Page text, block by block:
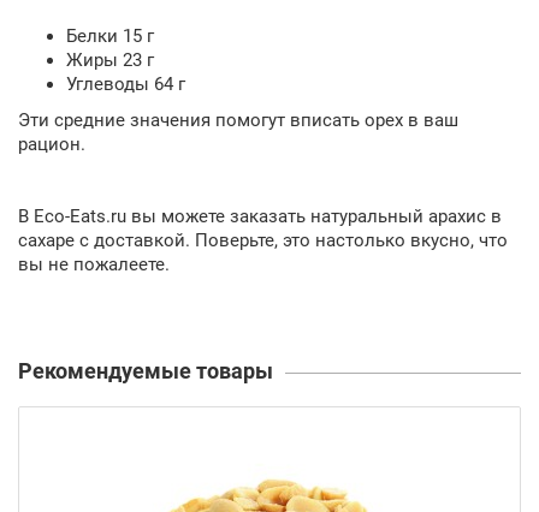
Белки 15 г
Жиры 23 г
Углеводы 64 г
Эти средние значения помогут вписать орех в ваш
рацион.
В Eco-Eats.ru вы можете заказать натуральный арахис в
сахаре с доставкой. Поверьте, это настолько вкусно, что
вы не пожалеете.
Рекомендуемые товары